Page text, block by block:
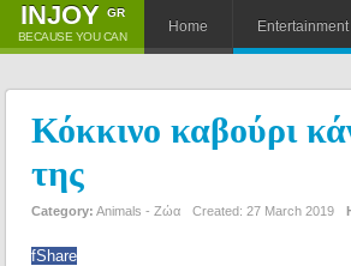
ΙNJOY
GR
BECAUSE YOU CAN
Home Entertainment
Κόκκινο καβούρι
της
Category: Animals - Ζώα Created: 27 March 2019
fShare